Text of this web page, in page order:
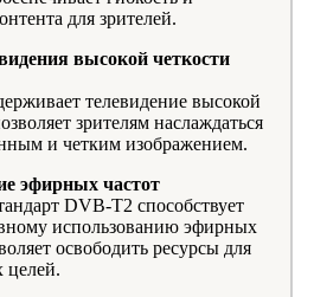
для зрителей.
высокой четкости
телевидение высокой
зрителям наслаждаться
и четким изображением.
эфирных частот
DVB-T2 способствует
использованию эфирных
освободить ресурсы для
целей.